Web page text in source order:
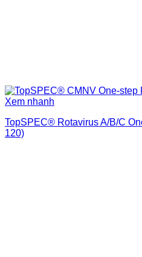
Xem nhanh
TopSPEC® Rotavirus A/B/C
120)